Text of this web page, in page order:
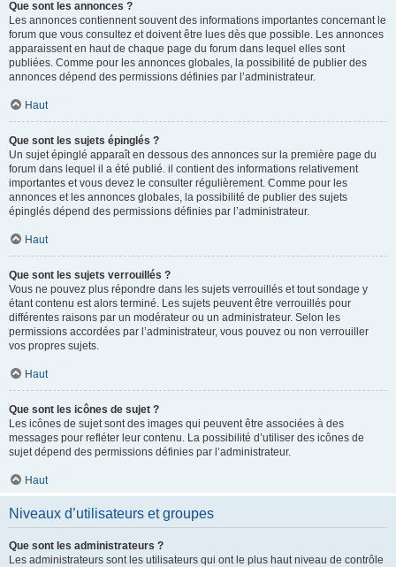
Que sont les annonces ?
Les annonces contiennent souvent des informations importantes concernant le
forum que vous consultez et doivent être lues dès que possible. Les annonces
apparaissent en haut de chaque page du forum dans lequel elles sont
publiées. Comme pour les annonces globales, la possibilité de publier des
annonces dépend des permissions définies par l’administrateur.
Haut
Que sont les sujets épinglés ?
Un sujet épinglé apparaît en dessous des annonces sur la première page du
forum dans lequel il a été publié. il contient des informations relativement
importantes et vous devez le consulter régulièrement. Comme pour les
annonces et les annonces globales, la possibilité de publier des sujets
épinglés dépend des permissions définies par l’administrateur.
Haut
Que sont les sujets verrouillés ?
Vous ne pouvez plus répondre dans les sujets verrouillés et tout sondage y
étant contenu est alors terminé. Les sujets peuvent être verrouillés pour
différentes raisons par un modérateur ou un administrateur. Selon les
permissions accordées par l’administrateur, vous pouvez ou non verrouiller
vos propres sujets.
Haut
Que sont les icônes de sujet ?
Les icônes de sujet sont des images qui peuvent être associées à des
messages pour refléter leur contenu. La possibilité d’utiliser des icônes de
sujet dépend des permissions définies par l’administrateur.
Haut
Niveaux d’utilisateurs et groupes
Que sont les administrateurs ?
Les administrateurs sont les utilisateurs qui ont le plus haut niveau de contrôle